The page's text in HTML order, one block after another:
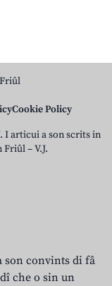
Cookie Policy
I articui a son scrits in
– V.J.
son convints di fâ
che o sin un